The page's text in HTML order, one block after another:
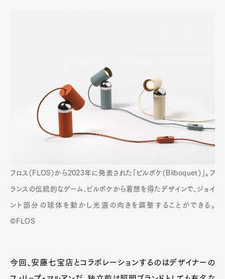
フロス（FLOS）から2023年に発表された「ビルボケ（Bilboquet）」。フ
ランスの伝統的なゲーム、ビルボケから着想を得たデザインで、ジョイ
ント部分の球体を動かし光源の向きを調整することができる。
©FLOS
今回、安藤七宝店とコラボレーションするのはデザイナーの